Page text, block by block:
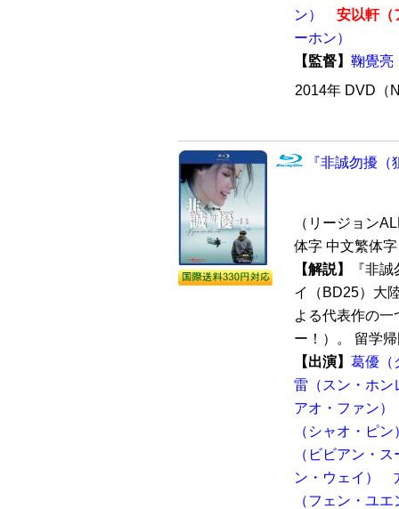
ン）
安以軒（
ーホン）
【監督】 鞠覺亮
2014年 DVD（
『非誠勿擾
（リージョン
体字 中文繁体
【解説】
『非
イ（BD25）大
よる代表作の
ー！）。 留学
【出演】 葛優（
雷（スン・ホン
アオ・ファン）
（シャオ・ピン
（ビビアン・ス
ン・ウェイ）
（フェン・ユ